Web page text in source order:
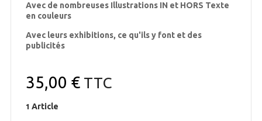
Avec de nombreuses Illustrations IN et HORS Texte
en couleurs
Avec leurs exhibitions, ce qu'ils y font et des
publicités
35,00 €TTC
1 Article